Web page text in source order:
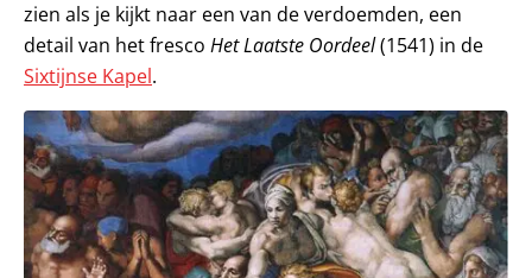
zien als je kijkt naar een van de verdoemden, een
detail van het fresco HetLaatste Oordeel(1541) in de
Sixtijnse Kapel.